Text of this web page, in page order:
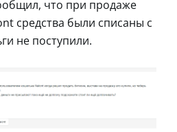
что при продаже
средства были списаны с
не поступили.